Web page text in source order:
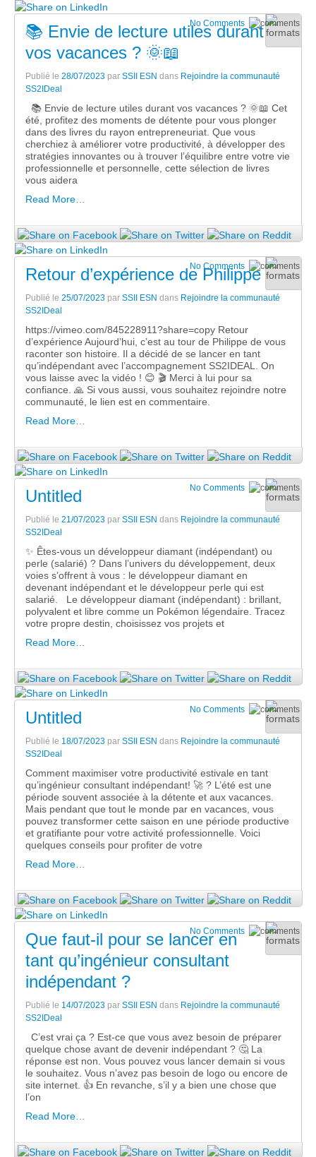
No Comments
📚 Envie de lecture utiles durant
vos vacances ? 🌞📖
Publié le 28/07/2023 par SSII ESN dans Rejoindre la communauté
SS2IDeal
📚 Envie de lecture utiles durant vos vacances ? 🌞📖 Cet
été, profitez des moments de détente pour vous plonger
dans des livres du rayon entrepreneuriat. Que vous
cherchiez à améliorer votre productivité, à développer des
stratégies innovantes ou à trouver l’équilibre entre votre vie
professionnelle et personnelle, cette sélection de livres
vous aidera
Read More…
No Comments
Retour d’expérience de Philippe
Publié le 25/07/2023 par SSII ESN dans Rejoindre la communauté
SS2IDeal
https://vimeo.com/845228911?share=copy Retour
d’expérience Aujourd’hui, c’est au tour de Philippe de vous
raconter son histoire. Il a décidé de se lancer en tant
qu’indépendant avec l’accompagnement SS2IDEAL. On
vous laisse avec la vidéo ! 😊 🎬 Merci à lui pour sa
confiance. 🙏 Si vous aussi, vous souhaitez rejoindre notre
communauté, le lien est en commentaire.
Read More…
No Comments
Untitled
Publié le 21/07/2023 par SSII ESN dans Rejoindre la communauté
SS2IDeal
✨ Êtes-vous un développeur diamant (indépendant) ou
perle (salarié) ? Dans l’univers du développement, deux
voies s’offrent à vous : le développeur diamant en
devenant indépendant et le développeur perle qui est
salarié. Le développeur diamant (indépendant) : brillant,
polyvalent et libre comme un Pokémon légendaire. Tracez
votre propre destin, choisissez vos projets et
Read More…
No Comments
Untitled
Publié le 18/07/2023 par SSII ESN dans Rejoindre la communauté
SS2IDeal
Comment maximiser votre productivité estivale en tant
qu’ingénieur consultant indépendant! 🚀 ? L’été est une
période souvent associée à la détente et aux vacances.
Mais pendant que tout le monde par en vacances, vous
pouvez transformer cette saison en une période productive
et gratifiante pour votre activité professionnelle. Voici
quelques conseils pour profiter de votre
Read More…
No Comments
Que faut-il pour se lancer en
tant qu’ingénieur consultant
indépendant ?
Publié le 14/07/2023 par SSII ESN dans Rejoindre la communauté
SS2IDeal
C’est vrai ça ? Est-ce que vous avez besoin de préparer
quelque chose avant de devenir indépendant ? 🤔 La
réponse est non. Vous pouvez vous lancer demain si vous
le souhaitez. Vous n’avez pas besoin de logo ou encore de
site internet. 👍 En revanche, s’il y a bien une chose que
l’on
Read More…